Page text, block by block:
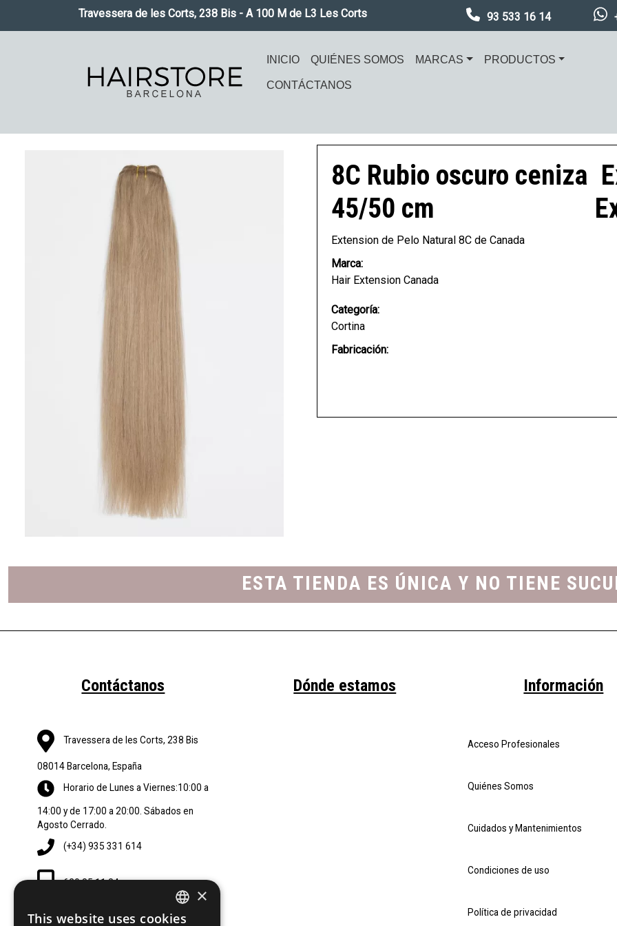
Pasar al contenido principalTravessera de les Corts, 238 Bis - A 100 M de L3 Les Corts 93 533 16 14
Navegación principal
INICIO QUIÉNES SOMOS MARCAS PRODUCTOS
CONTÁCTANOS
8C Rubio oscuro ceniza
45/50 cm
Extension de Pelo Natural 8C de Canada
Marca:
Hair Extension Canada
Categoría:
Cortina
Fabricación:
ESTA TIENDA ES ÚNICA Y NO TIENE
Contáctanos
Travessera de les Corts, 238 Bis
08014 Barcelona, España
Horario de Lunes a Viernes:10:00 a
14:00 y de 17:00 a 20:00. Sábados en
Agosto Cerrado.
(+34) 935 331 614
620 85 11 84
Dónde estamos Información
Acceso Profesionales
Quiénes Somos
Cuidados y Mantenimientos
Condiciones de uso
Política de privacidad
SPANISH
×
This website uses cookies